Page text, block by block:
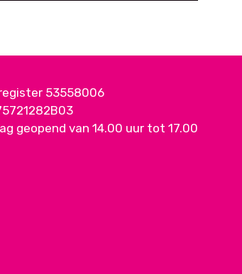
53558006
geopend van 14.00 uur tot 17.00